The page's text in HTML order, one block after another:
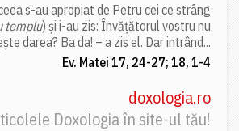
s-au apropiat de Petru cei ce strâng
templu) și i-au zis: Învățătorul vostru nu
darea? Ba da! – a zis el. Dar intrând...
Ev. Matei 17, 24-27; 18, 1-4
doxologia.ro
Doxologia în site-ul tău!